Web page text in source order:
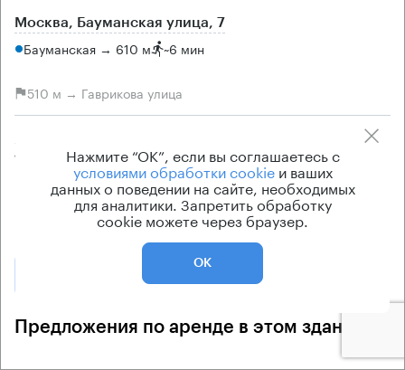
Москва, Бауманская улица, 7
Бауманская → 610 м ~6 мин
510 м → Гаврикова улица
10 кв.м по запросу
Класс офисов Тип здания
Бизнес-центр
Предложения по аренде в этом здании:
Нажмите “ОК”, если вы соглашаетесь с
условиями обработки cookieи ваших
данных о поведении на сайте, необходимых
для аналитики. Запретить обработку
cookie можете через браузер.
ОК